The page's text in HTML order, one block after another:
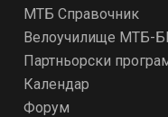
МТБ Справочник
Велоучилище МТБ-
Партньорски
Календар
Форум